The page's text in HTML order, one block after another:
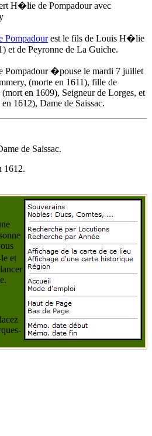
H�lie de Pompadour avec
est le fils de Louis H�lie
et de Peyronne de La Guiche.
�pouse le mardi 7 juillet
(morte en 1611), fille de
en 1609), Seigneur de Lorges, et
1612), Dame de Saissac.
de Saissac.
1612.
et